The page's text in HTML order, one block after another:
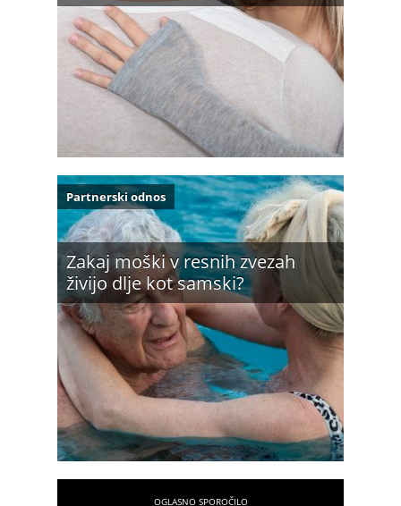
Zakaj moški v resnih zvezah
živijo dlje kot samski?
Partnerski odnos